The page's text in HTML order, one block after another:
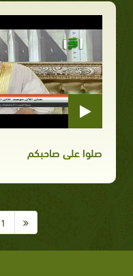
صلوا على صاحبكم
1